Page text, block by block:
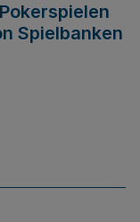
Spielbanken